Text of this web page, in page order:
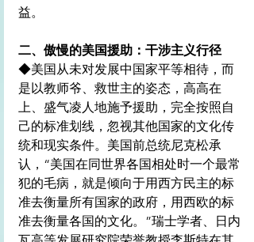
益。
二、傲慢的美国援助：干涉主义行径
◆美国从未对发展中国家平等相待，而
是以教师爷、救世主的姿态，高高在
上、盛气凌人地施予援助，完全按照自
己的标准划线，忽视其他国家的文化传
统和现实条件。美国前总统尼克松承
认，“美国在同世界各国相处时一个最常
犯的毛病，就是倾向于用西方民主的标
准去衡量所有国家的政府，用西欧的标
准去衡量各国的文化。”瑞士学者、日内